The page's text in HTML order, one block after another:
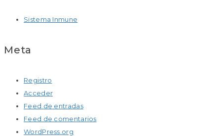
Sistema Inmune
Meta
Registro
Acceder
Feed de entradas
Feed de comentarios
WordPress.org